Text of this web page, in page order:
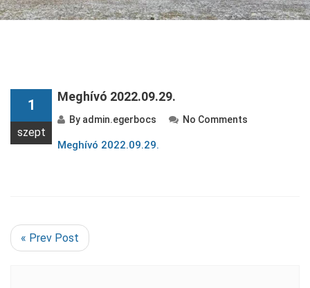
1
szept
Meghívó 2022.09.29.
By admin.egerbocs No Comments
Meghívó 2022.09.29.
« Prev Post